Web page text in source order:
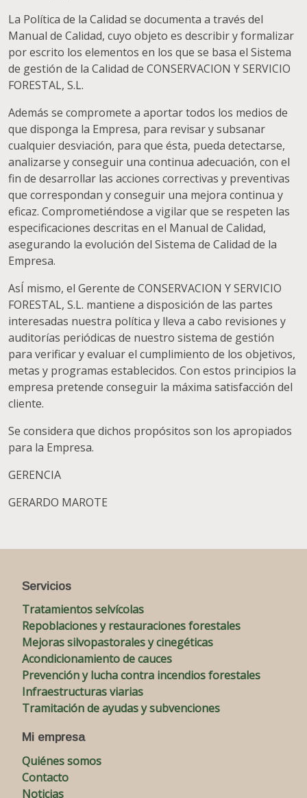
La Política de la Calidad se documenta a través del
Manual de Calidad, cuyo objeto es describir y formalizar
por escrito los elementos en los que se basa el Sistema
de gestión de la Calidad de CONSERVACION Y SERVICIO
FORESTAL, S.L.
Además se compromete a aportar todos los medios de
que disponga la Empresa, para revisar y subsanar
cualquier desviación, para que ésta, pueda detectarse,
analizarse y conseguir una continua adecuación, con el
fin de desarrollar las acciones correctivas y preventivas
que correspondan y conseguir una mejora continua y
eficaz. Comprometiéndose a vigilar que se respeten las
especificaciones descritas en el Manual de Calidad,
asegurando la evolución del Sistema de Calidad de la
Empresa.
AsÍ mismo, el Gerente de CONSERVACION Y SERVICIO
FORESTAL, S.L. mantiene a disposición de las partes
interesadas nuestra política y lleva a cabo revisiones y
auditorías periódicas de nuestro sistema de gestión
para verificar y evaluar el cumplimiento de los objetivos,
metas y programas establecidos. Con estos principios la
empresa pretende conseguir la máxima satisfacción del
cliente.
Se considera que dichos propósitos son los apropiados
para la Empresa.
GERENCIA
GERARDO MAROTE
Servicios
Tratamientos selvícolas
Repoblaciones y restauraciones forestales
Mejoras silvopastorales y cinegéticas
Acondicionamiento de cauces
Prevención y lucha contra incendios forestales
Infraestructuras viarias
Tramitación de ayudas y subvenciones
Mi empresa
Quiénes somos
Contacto
Noticias